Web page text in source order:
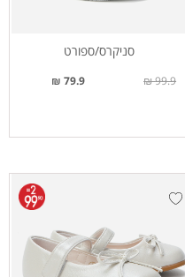
סניקרס/ספורט
79.9 ₪ 99.9 ₪